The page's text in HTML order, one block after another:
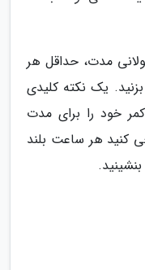
مدت، حداقل هر
یک نکته کلیدی
خود را برای مدت
کنید هر ساعت بلند